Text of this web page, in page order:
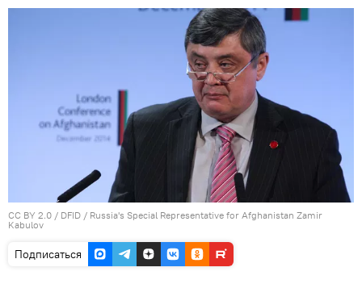
CC BY 2.0 / DFID / Russia's Special Representative for Afghanistan Zamir
Kabulov
Подписаться